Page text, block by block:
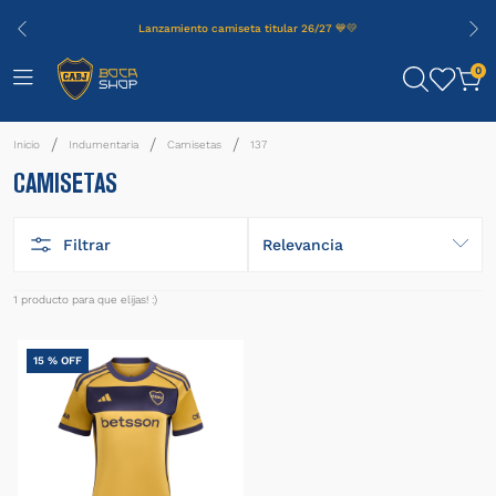
Lanzamiento camiseta titular 26/27 💙💛
0
Indumentaria Camisetas 137
CAMISETAS
Filtrar Relevancia
1 producto
15 % OFF